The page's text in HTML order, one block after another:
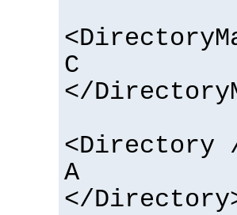
C
</
<Directory
A
</